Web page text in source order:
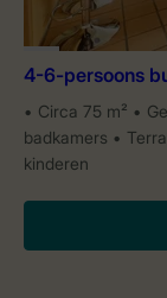
4-6-persoons
Circa 75 m²
badkamers
kinderen